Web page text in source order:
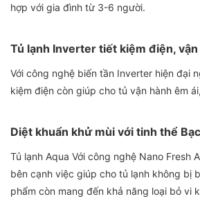
hợp với gia đình từ 3-6 người.
Tủ lạnh Inverter tiết kiệm điện, vận
Với công nghệ biến tần Inverter hiện đại
kiệm điện còn giúp cho tủ vận hành êm
Diệt khuẩn khử mùi với tinh thể Bạc
Tủ lạnh Aqua Với công nghệ Nano Fresh
bên cạnh việc giúp cho tủ lạnh không bị
phẩm còn mang đến khả năng loại bỏ vi